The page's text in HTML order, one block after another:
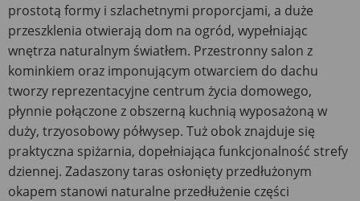
prostotą formy i szlachetnymi proporcjami, a duże
przeszklenia otwierają dom na ogród, wypełniając
wnętrza naturalnym światłem. Przestronny salon z
kominkiem oraz imponującym otwarciem do dachu
tworzy reprezentacyjne centrum życia domowego,
płynnie połączone z obszerną kuchnią wyposażoną w
duży, trzyosobowy półwysep. Tuż obok znajduje się
praktyczna spiżarnia, dopełniająca funkcjonalność strefy
dziennej. Zadaszony taras osłonięty przedłużonym
okapem stanowi naturalne przedłużenie części